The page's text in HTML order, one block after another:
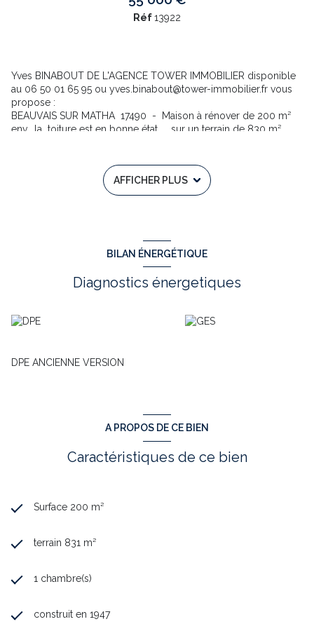
Réf13922
Yves BINABOUT DE L'AGENCE TOWER IMMOBILIER disponible
au 06 50 01 65 95 ou yves.binabout@tower-immobilier.fr vous
propose :
BEAUVAIS SUR MATHA 17490 - Maison à rénover de 200 m²
env. la toiture est en bonne état , sur un terrain de 830 m²
dépendances . Assainissement collectif ( tabouret déjà
existant ) - puits et citerne .
Les informations sur les risques auxquels ce bien est
Annonce immobilière rédigée sous la responsabilité éditoriale
Annonce proposée par un agent commercial
AFFICHER PLUS
BILAN ÉNERGÉTIQUE
Diagnostics énergetiques
DPE ANCIENNE VERSION
A PROPOS DE CE BIEN
Caractéristiques de ce bien
Surface 200 m²
terrain 831 m²
1 chambre(s)
construit en 1947